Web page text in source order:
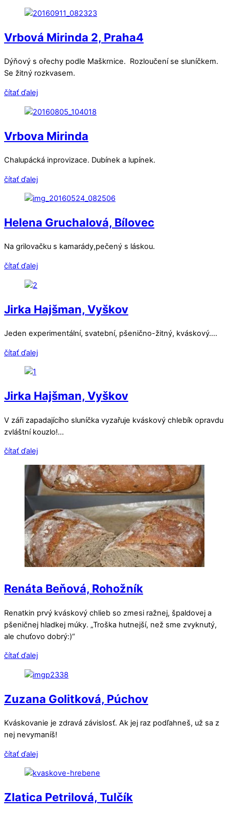
Vrbová Mirinda 2, Praha4
Dýňový s ořechy podle Maškrnice. Rozloučení se sluníčkem.
Se žitný rozkvasem.
čítať ďalej
Vrbova Mirinda
Chalupácká inprovizace. Dubínek a lupínek.
čítať ďalej
Helena Gruchalová, Bílovec
Na grilovačku s kamarády,pečený s láskou.
čítať ďalej
Jirka Hajšman, Vyškov
Jeden experimentální, svatební, pšenično-žitný, kváskový….
čítať ďalej
Jirka Hajšman, Vyškov
V záři zapadajícího sluníčka vyzařuje kváskový chlebík opravdu
zvláštní kouzlo!…
čítať ďalej
Renáta Beňová, Rohožník
Renatkin prvý kváskový chlieb so zmesi ražnej, špaldovej a
pšeničnej hladkej múky. „Troška hutnejší, než sme zvyknutý,
ale chuťovo dobrý:)“
čítať ďalej
Zuzana Golitková, Púchov
Kváskovanie je zdravá závislosť. Ak jej raz podľahneš, už sa z
nej nevymaníš!
čítať ďalej
Zlatica Petrilová, Tulčík